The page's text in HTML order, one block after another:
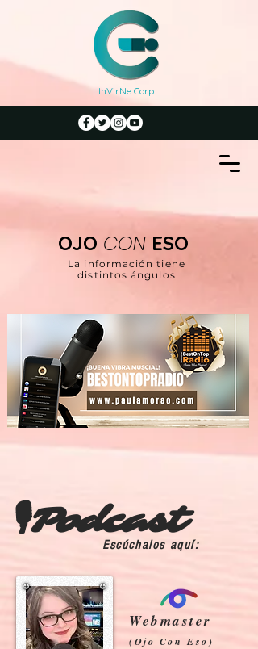
InVirNe Corp
La información tiene
distintos ángulos
OJO CON ESO
🎙Podcast
Escúchalos aquí:
Webmaster
(Ojo Con Eso)